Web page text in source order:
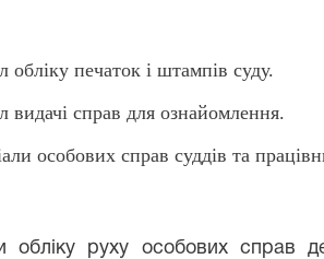
обліку печаток і штампів суду.
видачі справ для ознайомлення.
особових справсуддів та
обліку руху особових справ